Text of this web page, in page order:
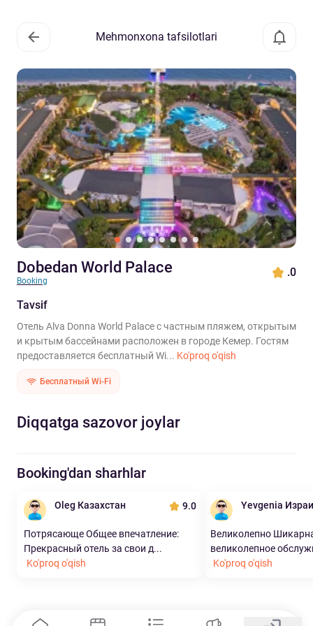
Mehmonxona tafsilotlari
Dobedan World Palace
Booking
.0
Tavsif
Отель Alva Donna World Palace с частным пляжем, открытым
и крытым бассейнами расположен в городе Кемер. Гостям
предоставляется бесплатный Wi... Ko'proq o'qish
Бесплатный Wi-Fi
Diqqatga sazovor joylar
Booking'dan sharhlar
Oleg Казахстан 9.0
Потрясающе Общее впечатление:
Прекрасный отель за свои д...
Ko'proq o'qish
Yevgenia
Великолепно
великолепное
Ko'proq o'qish